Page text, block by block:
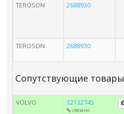
TEROSON
2688930
TEROSON
2688930
Сопутствующие товары
VOLVO 32132745
связано